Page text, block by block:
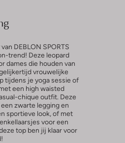
DEBLON SPORTS
trend! Deze leopard
dames die houden van
vrouwelijke
tijdens je yoga sessie of
een high waisted
chique outfit. Deze
zwarte legging en
sportieve look, of met
voor een
top ben jij klaar voor